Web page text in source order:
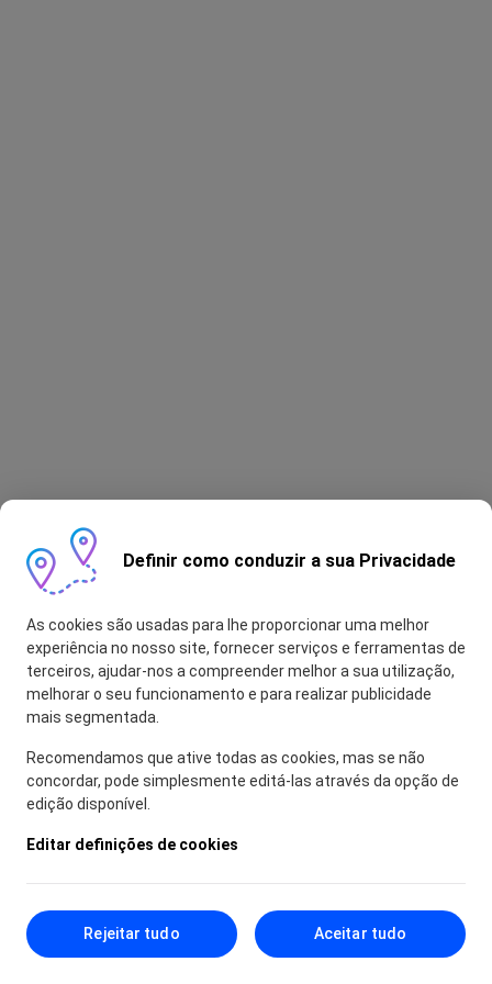
Definir como conduzir a sua Privacidade
As cookies são usadas para lhe proporcionar uma melhor
experiência no nosso site, fornecer serviços e ferramentas de
terceiros, ajudar-nos a compreender melhor a sua utilização,
melhorar o seu funcionamento e para realizar publicidade
mais segmentada.
Recomendamos que ative todas as cookies, mas se não
concordar, pode simplesmente editá-las através da opção de
edição disponível.
Editar definições de cookies
Rejeitar tudo Aceitar tudo